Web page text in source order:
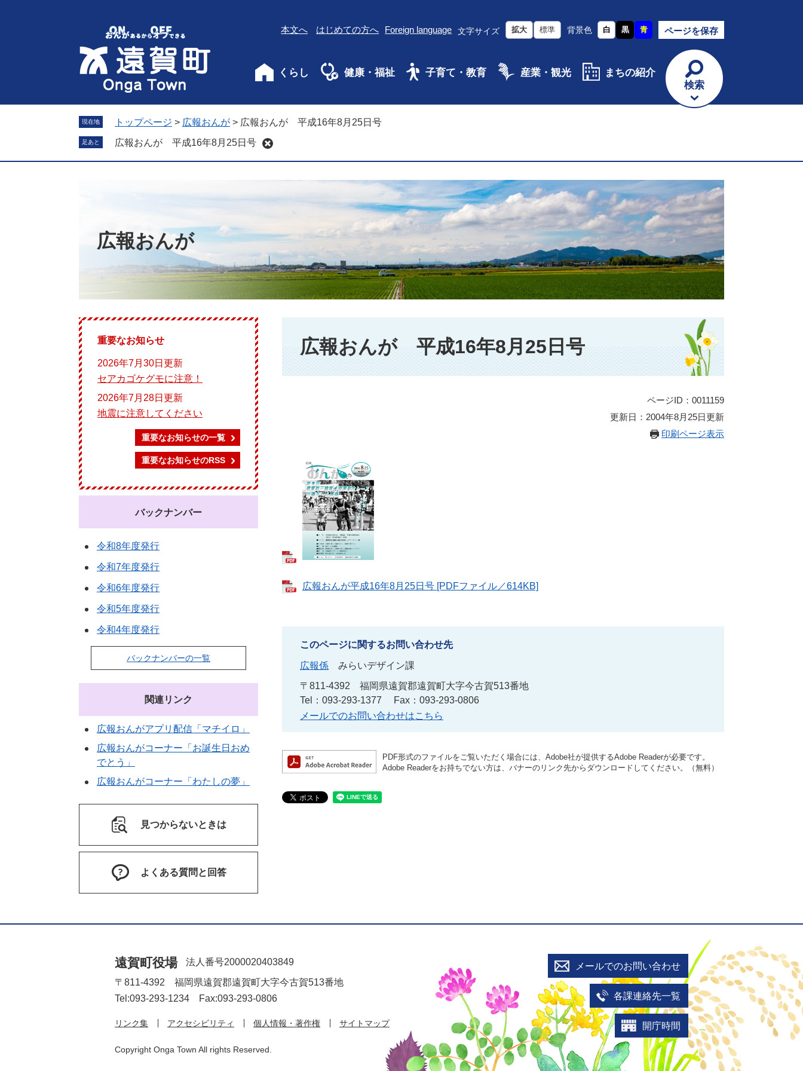
す
し
へ
本文へ はじめての方へ Foreign language 文字サイズ 拡大 標準 背景色 白 黒 青 ページを保存
くらし 健康・福祉 子育て・教育 産業・観光
まちの紹介
検索
現在地 トップページ > 広報おんが > 広報おんが 平成16年8月25日号
足あと 広報おんが 平成16年8月25日号
広報おんが
広報おんが 平成16年8月25日号
ページID：0011159
更新日：2004年8月25日更新
印刷ページ表示
広報おんが平成16年8月25日号 [PDFファイル／614KB]
このページに関するお問い合わせ先
広報係
みらいデザイン課
〒811-4392
福岡県遠賀郡遠賀町大字今古賀513番地
Tel：093-293-1377
Fax：093-293-0806
メールでのお問い合わせはこちら
PDF形式のファイルをご覧いただく場合には、Adobe社が提供するAdobe Readerが必要です。
Adobe Readerをお持ちでない方は、バナーのリンク先からダウンロードしてください。（無料）
重要なお知らせ
2026年7月30日更新
セアカゴケグモに注意！
2026年7月28日更新
地震に注意してください
重要なお知らせの一覧
重要なお知らせのRSS
バックナンバー
令和8年度発行
令和7年度発行
令和6年度発行
令和5年度発行
令和4年度発行
バックナンバーの一覧
関連リンク
広報おんがアプリ配信「マチイロ」
広報おんがコーナー「お誕生日おめ
でとう」
広報おんがコーナー「わたしの夢」
見つからないときは
よくある質問と回答
遠賀町役場
法人番号2000020403849
〒811-4392 福岡県遠賀郡遠賀町大字今古賀513番地
Tel:093-293-1234 Fax:093-293-0806
リンク集 アクセシビリティ 個人情報・著作権 サイトマップ
メールでのお問い合わせ
各課連絡先一覧
開庁時間
Copyright Onga Town All rights Reserved.